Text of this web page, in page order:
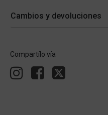
Cambios y devoluciones
Compartílo vía